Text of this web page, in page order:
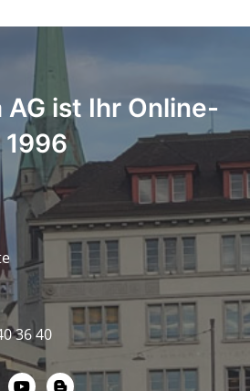
AG ist Ihr Online-
36 40